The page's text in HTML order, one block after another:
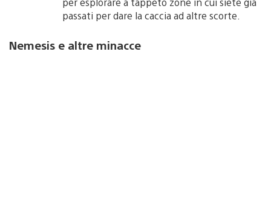
passati per dare la caccia ad altre scorte.
Nemesis e altre minacce